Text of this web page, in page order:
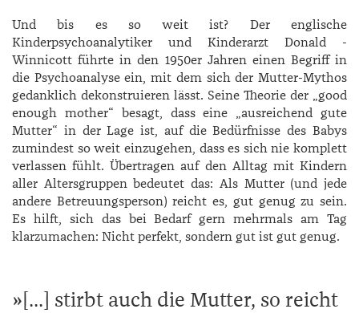
Und bis es so weit ist? Der englische
Kinderpsychoanalytiker und Kinderarzt ­Donald ­
Winnicott führte in den 1950er Jahren einen Begriff in
die Psychoanalyse ein, mit dem sich der Mutter-Mythos
gedanklich dekonstruieren lässt. Seine Theorie der „good
enough mother“ besagt, dass eine „ausreichend gute
Mutter“ in der Lage ist, auf die Bedürfnisse des Babys
zumindest so weit einzugehen, dass es sich nie komplett
verlassen fühlt. Übertragen auf den Alltag mit Kindern
aller Altersgruppen bedeutet das: Als Mutter (und jede
andere Betreuungsperson) reicht es, gut genug zu sein.
Es hilft, sich das bei Bedarf gern mehrmals am Tag
klarzumachen: Nicht perfekt, sondern gut ist gut genug.
[...] stirbt auch die Mutter, so reicht